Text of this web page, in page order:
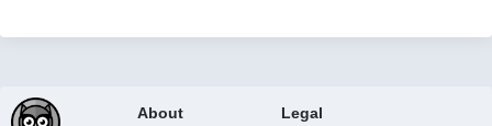
About
Legal